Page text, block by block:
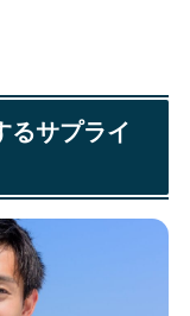
るサプライ